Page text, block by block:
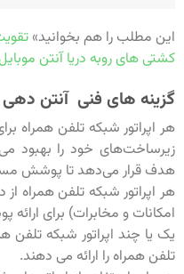
این مطلب را هم بخوانید»
کشتی های روبه دریا آنتن
گزینه های فنی آنتن دهی
هر اپراتور شبکه تلفن همراه
زیرساخت‌های خود را بهبود
هدف قرار می‌دهد تا پوشش
هر اپراتور شبکه تلفن همراه
امکانات و مخابرات) برای
یک یا چند اپراتور شبکه
تلفن همراه را ارائه می دهند.